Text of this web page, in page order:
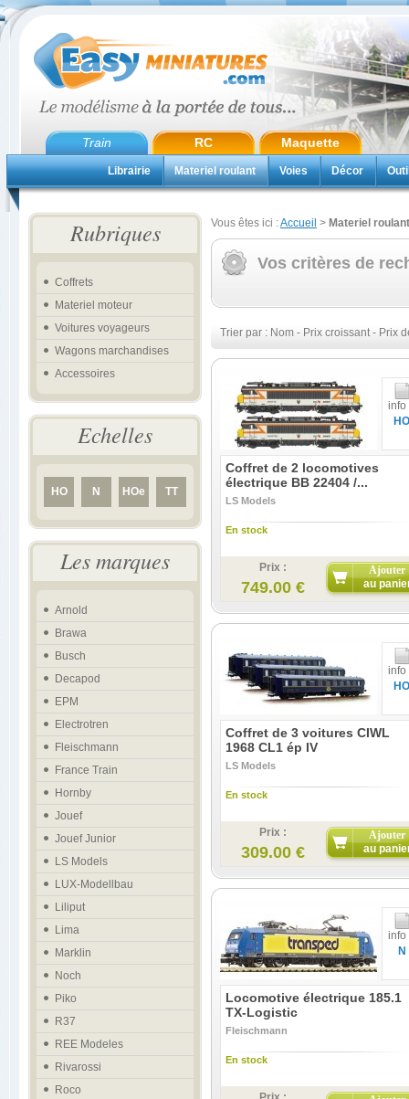
Train RC Maquette
Librairie Materiel roulant Voies Décor
Rubriques
Coffrets
Materiel moteur
Voitures voyageurs
Wagons marchandises
Accessoires
Echelles
HO N HOe TT
Les marques
Arnold
Brawa
Busch
Decapod
EPM
Electrotren
Fleischmann
France Train
Hornby
Jouef
Jouef Junior
LS Models
LUX-Modellbau
Liliput
Lima
Marklin
Noch
Piko
R37
REE Modeles
Rivarossi
Roco
Vous êtes ici :Accueil > Materiel roulant
Vos critères de
Trier par : Nom - Prix croissant- Prix
info
HO
Coffret de 2 locomotives
électrique BB 22404 /...
LS Models
En stock
Prix :
749.00 €
Ajouter
au
info
HO
Coffret de 3 voitures CIWL
1968 CL1 ép IV
LS Models
En stock
Prix :
309.00 €
Ajouter
au
info
N
Locomotive électrique 185.1
TX-Logistic
Fleischmann
En stock